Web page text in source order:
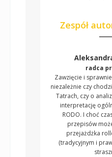
Zespół
radca
Zawzięcie i
niezależnie czy
Tatrach, czy o
interpretację
RODO. I choć
przepisów
przejażdżka
(tradycyjnym i